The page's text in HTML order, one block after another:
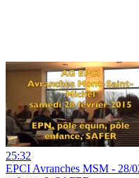
25:32
EPCI Avranches MSM - 28/